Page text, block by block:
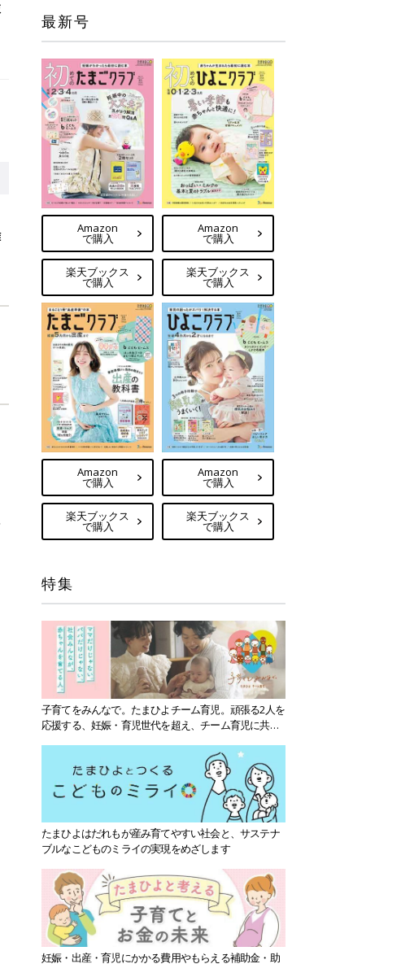
最新号
Amazon
で購入
楽天ブックス
で購入
Amazon
で購入
楽天ブックス
で購入
Amazon
で購入
楽天ブックス
で購入
Amazon
で購入
楽天ブックス
で購入
特集
子育てをみんなで。たまひよチーム育児。頑張る2人を
応援する、妊娠・育児世代を超え、チーム育児に共感
たまひよはだれもが産み育てやすい社会と、サステナ
ブルなこどものミライの実現をめざします
妊娠・出産・育児にかかる費用やもらえる補助金・助